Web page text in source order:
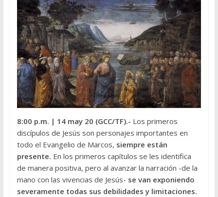
8:00 p.m. | 14 may 20 (GCC/TF).- Los primeros
discípulos de Jesús son personajes importantes en
todo el Evangelio de Marcos, siempre están
presente. En los primeros capítulos se les identifica
de manera positiva, pero al avanzar la narración -de la
mano con las vivencias de Jesús- se van exponiendo
severamente todas sus debilidades y limitaciones.